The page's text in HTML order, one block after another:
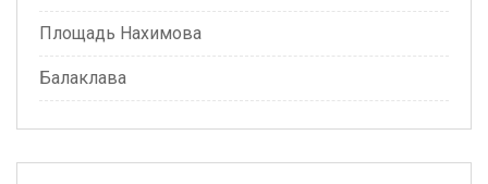
Площадь Нахимова
Балаклава